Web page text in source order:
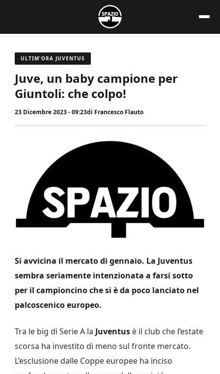
contenuto
ULTIM'ORA JUVENTUS
Juve, un baby campione per
Giuntoli: che colpo!
23 Dicembre 2023 - 09:23di Francesco Flauto
Si avvicina il mercato di gennaio. La Juventus
sembra seriamente intenzionata a farsi sotto
per il campioncino che si è da poco lanciato nel
palcoscenico europeo.
Tra le big di Serie A la Juventus è il club che l’estate
scorsa ha investito di meno sul fronte mercato.
L’esclusione dalle Coppe europee ha inciso